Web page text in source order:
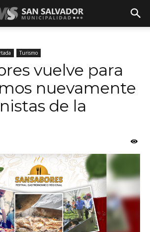
Turismo
vuelve para
nuevamente
de la